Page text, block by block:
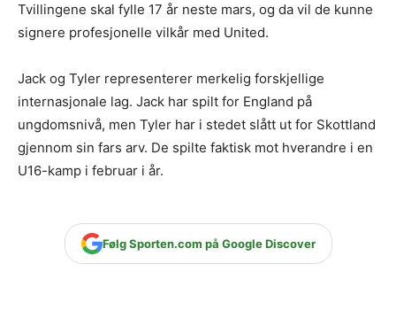
Tvillingene skal fylle 17 år neste mars, og da vil de kunne
signere profesjonelle vilkår med United.
Jack og Tyler representerer merkelig forskjellige
internasjonale lag. Jack har spilt for England på
ungdomsnivå, men Tyler har i stedet slått ut for Skottland
gjennom sin fars arv. De spilte faktisk mot hverandre i en
U16-kamp i februar i år.
Følg Sporten.com på Google Discover